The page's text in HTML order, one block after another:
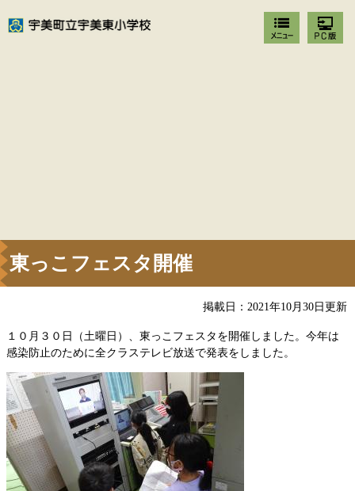
東っこフェスタ開催
掲載日：2021年10月30日更新
１０月３０日（土曜日）、東っこフェスタを開催しました。今年は
感染防止のために全クラステレビ放送で発表をしました。